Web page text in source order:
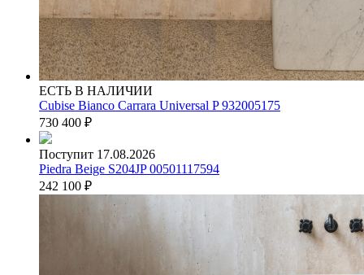
ЕСТЬ В НАЛИЧИИ
Cubise Bianco Carrara Universal P 932005175
730 400 ₽
Поступит 17.08.2026
Piedra Beige S204JP 00501117594
242 100 ₽